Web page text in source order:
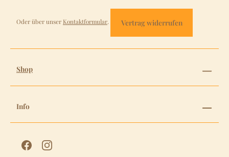
Oder über unser Kontaktformular. Vertrag widerrufen
Shop
Info